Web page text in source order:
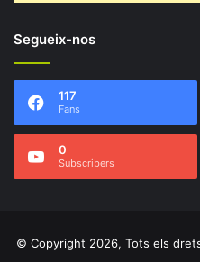
Segueix-nos
117
Fans
0
Subscribers
© Copyright 2026, Tots els